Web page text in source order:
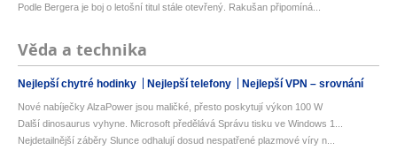
Podle Bergera je boj o letošní titul stále otevřený. Rakušan připomíná...
Věda a technika
Nejlepší chytré hodinky Nejlepší telefony Nejlepší VPN – srovnání
Nové nabíječky AlzaPower jsou maličké, přesto poskytují výkon 100 W
Další dinosaurus vyhyne. Microsoft předělává Správu tisku ve Windows 1...
Nejdetailnější záběry Slunce odhalují dosud nespatřené plazmové víry n...